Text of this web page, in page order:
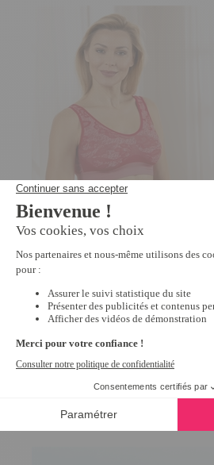
Lot de 3 Jacquard Bra™ Lot 1 :
Rouge, noir, beige - taille L
19,99 €
Nous vous